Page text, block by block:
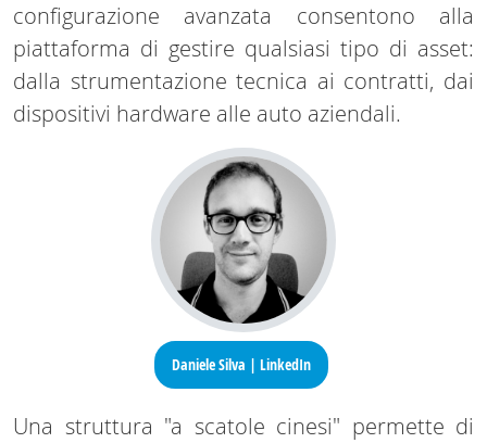
configurazione avanzata consentono alla
piattaforma di gestire qualsiasi tipo di asset:
dalla strumentazione tecnica ai contratti, dai
dispositivi hardware alle auto aziendali.
Daniele Silva | LinkedIn
Una struttura "a scatole cinesi" permette di